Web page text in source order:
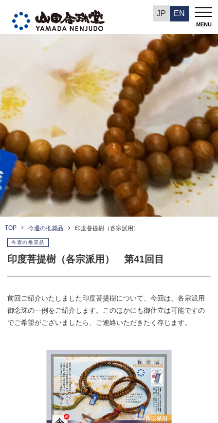
JP EN
MENU
今週の推奨品
TOP 今週の推奨品 印度菩提樹（各宗派用）
今週の推奨品
印度菩提樹（各宗派用） 第41回目
前回ご紹介いたしました印度菩提樹について、今回は、各宗派用
御念珠の一例をご紹介します。このほかにも御仕立は可能ですの
でご希望がございましたら、ご連絡いただきたく存じます。